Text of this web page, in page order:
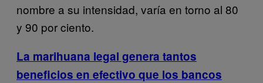
nombre a su intensidad, varía en torno al 80
y 90 por ciento.
La marihuana legal genera tantos
beneficios en efectivo que los bancos